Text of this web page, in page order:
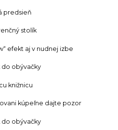
predsieň
stolík
efekt aj v nudnej izbe
obývačky
knižnicu
kúpeľne dajte pozor
obývačky